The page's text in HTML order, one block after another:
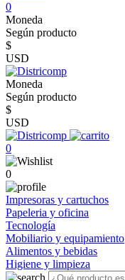
0
Moneda
Según producto
$
USD
Moneda
Según producto
$
USD
0
0
Impresoras y cartuchos
Papeleria y oficina
Tecnología
Mobiliario y equipamiento
Alimentos y bebidas
Higiene y limpieza